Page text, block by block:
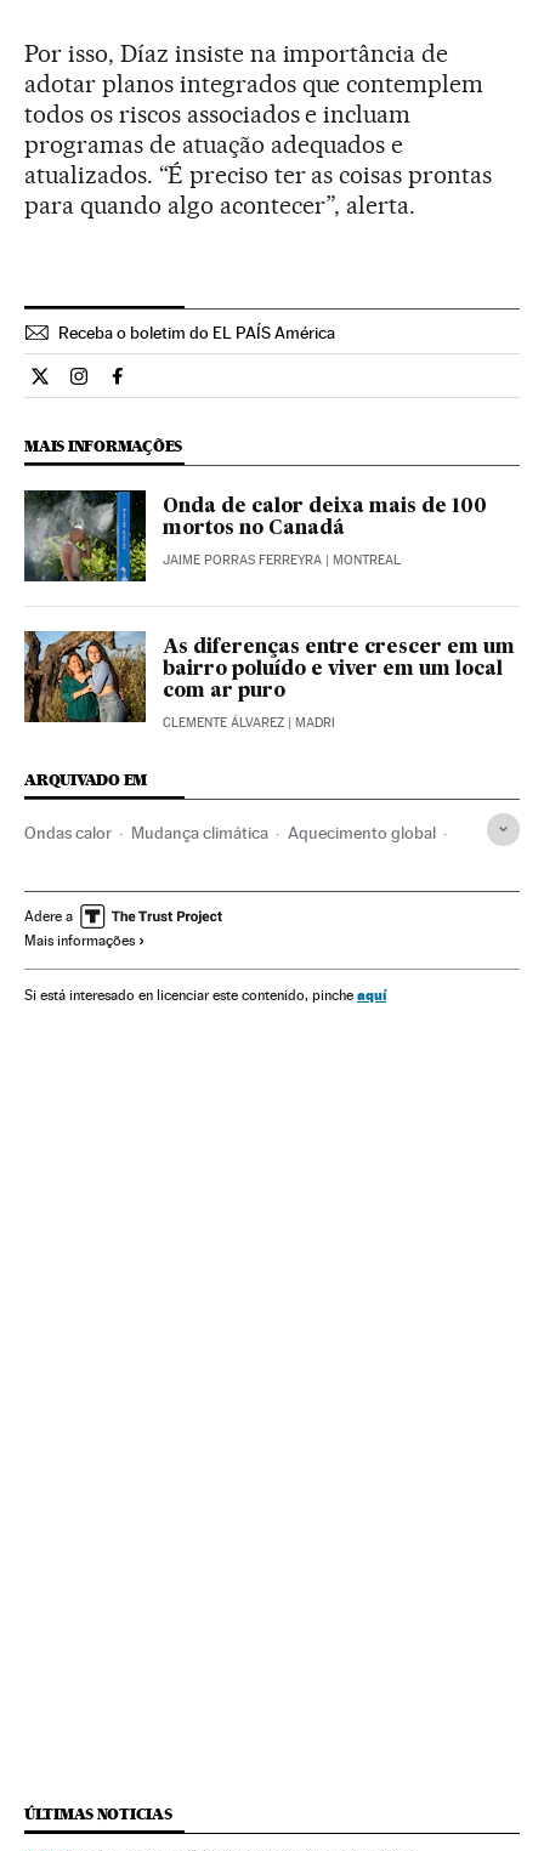
Por isso, Díaz insiste na importância de
adotar planos integrados que contemplem
todos os riscos associados e incluam
programas de atuação adequados e
atualizados. “É preciso ter as coisas prontas
para quando algo acontecer”, alerta.
Receba o boletim do EL PAÍS América
Ciencia El País Brasil en Twitter
Ciencia El País Brasil en Instagram
Ciencia El País Brasil en Facebook
MAIS INFORMAÇÕES
Onda de calor deixa mais de 100
mortos no Canadá
JAIME PORRAS FERREYRA | MONTREAL
As diferenças entre crescer em um
bairro poluído e viver em um local
com ar puro
CLEMENTE ÁLVAREZ | MADRI
ARQUIVADO EM
Ondas calor Mudança climática Aquecimento global
Meio ambiente Sociedade
Altas temperaturas
Adere a
Mais informações
Si está interesado en licenciar este contenido, pinche aquí
ÚLTIMAS NOTICIAS